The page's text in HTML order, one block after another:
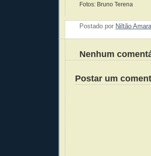
Fotos: Bruno Terena
Postado por Niltão
Nenhum
Postar um